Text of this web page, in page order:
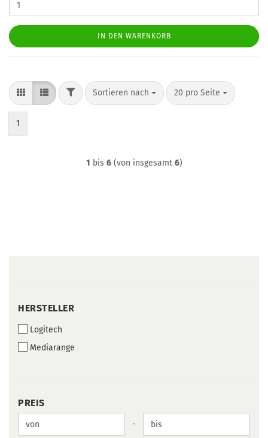
IN DEN WARENKORB
FILTERSortieren nach
Sortieren nach 20 pro Seite
pro Seite
1
1 bis 6(von insgesamt 6)
HERSTELLER
HERSTELLER
Logitech
Mediarange
PREIS
PREIS
Preis bis -